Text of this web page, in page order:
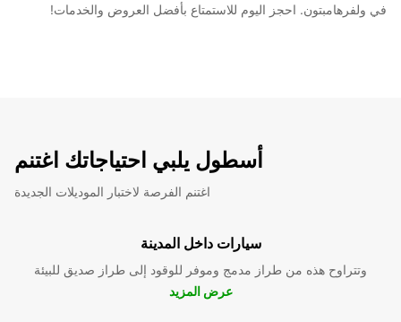
في ولفرهامبتون. احجز اليوم للاستمتاع بأفضل العروض والخدمات!
أسطول يلبي احتياجاتك اغتنم
اغتنم الفرصة لاختبار الموديلات الجديدة
سيارات داخل المدينة
وتتراوح هذه من طراز مدمج وموفر للوقود إلى طراز صديق للبيئة
عرض المزيد